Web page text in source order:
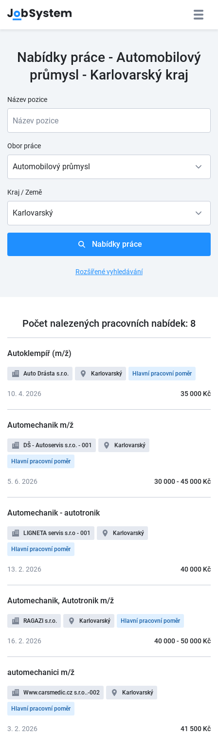
Nabídky práce - Automobilový
průmysl - Karlovarský kraj
Název pozice
Obor práce
Automobilový průmysl
Kraj / Země
Karlovarský
Nabídky práce
Rozšířené vyhledávání
Počet nalezených pracovních nabídek: 8
Autoklempíř (m/ž)
Auto Drásta s.r.o. Karlovarský Hlavní pracovní poměr
35 000 Kč
10. 4. 2026
Automechanik m/ž
DŠ - Autoservis s.r.o. - 001 Karlovarský
Hlavní pracovní poměr
30 000 - 45 000 Kč
5. 6. 2026
Automechanik - autotronik
LIGNETA servis s.r.o - 001 Karlovarský
Hlavní pracovní poměr
40 000 Kč
13. 2. 2026
Automechanik, Autotronik m/ž
RAGAZI s.r.o. Karlovarský Hlavní pracovní poměr
40 000 - 50 000 Kč
16. 2. 2026
automechanici m/ž
Www.carsmedic.cz s.r.o..-002 Karlovarský
Hlavní pracovní poměr
41 500 Kč
3. 2. 2026